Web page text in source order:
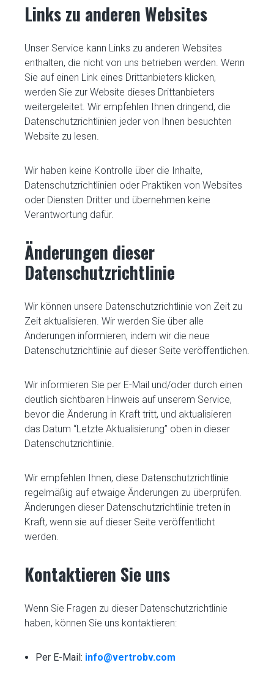
Links zu anderen Websites
Unser Service kann Links zu anderen Websites
enthalten, die nicht von uns betrieben werden. Wenn
Sie auf einen Link eines Drittanbieters klicken,
werden Sie zur Website dieses Drittanbieters
weitergeleitet. Wir empfehlen Ihnen dringend, die
Datenschutzrichtlinien jeder von Ihnen besuchten
Website zu lesen.
Wir haben keine Kontrolle über die Inhalte,
Datenschutzrichtlinien oder Praktiken von Websites
oder Diensten Dritter und übernehmen keine
Verantwortung dafür.
Änderungen dieser
Datenschutzrichtlinie
Wir können unsere Datenschutzrichtlinie von Zeit zu
Zeit aktualisieren. Wir werden Sie über alle
Änderungen informieren, indem wir die neue
Datenschutzrichtlinie auf dieser Seite veröffentlichen.
Wir informieren Sie per E-Mail und/oder durch einen
deutlich sichtbaren Hinweis auf unserem Service,
bevor die Änderung in Kraft tritt, und aktualisieren
das Datum “Letzte Aktualisierung” oben in dieser
Datenschutzrichtlinie.
Wir empfehlen Ihnen, diese Datenschutzrichtlinie
regelmäßig auf etwaige Änderungen zu überprüfen.
Änderungen dieser Datenschutzrichtlinie treten in
Kraft, wenn sie auf dieser Seite veröffentlicht
werden.
Kontaktieren Sie uns
Wenn Sie Fragen zu dieser Datenschutzrichtlinie
haben, können Sie uns kontaktieren:
Per E-Mail: info@vertrobv.com